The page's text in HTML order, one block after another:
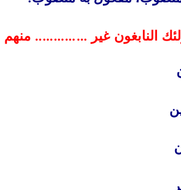
النابغون غير ………….. منهم